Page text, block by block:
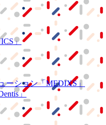
」
ーション「MEDIXS」
」